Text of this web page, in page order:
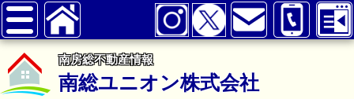
南房総不動産情報
南総ユニオン株式会社